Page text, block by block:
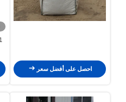
احصل على أفضل سعر